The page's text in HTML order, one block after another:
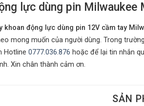
lực dùng pin
khoan động lực dùng pin 12V cầm tay
mong muốn của người dùng. Trong
Hotline 0777.036.876 hoặc để lại tin nhắn
Xin chân thành cảm ơn.
SẢN